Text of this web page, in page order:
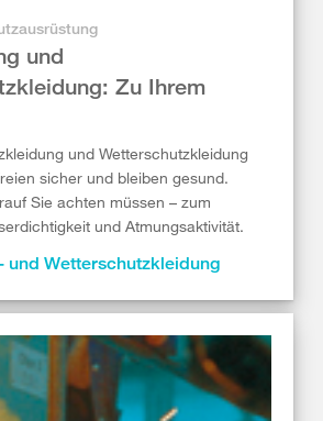
und
Zu Ihrem
und Wetterschutzkleidung
sicher und bleiben gesund.
Sie achten müssen – zum
und Atmungsaktivität.
und Wetterschutzkleidung